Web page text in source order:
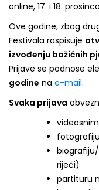
online, 17. i 18.
Ove godine, zbog
Festivala raspisuje
izvođenju božićnih
Prijave se podnose
godine na e-mail.
Svaka prijava
riječi)
partituru